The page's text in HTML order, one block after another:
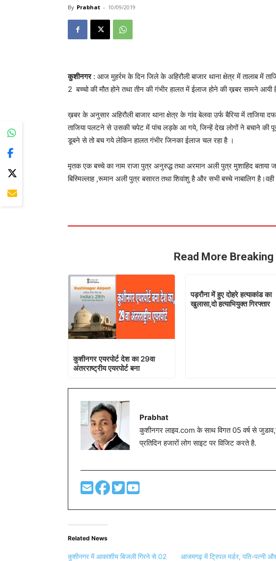
By Prabhat - 10/09/2019
कुशीनगर: आज मुहर्रम के दिन जिले के अहिरौली बाजार थाना क्षेत्र में तालाब में
2 बच्चो की मौत होने तथा तीन की गंभीर हालत में ईलाज होने की ख़बर सामने आयी
ख़बर के अनुसार अहिरौली बाजार थाना क्षेत्र के गांव बेलवा उर्फ बैरिया में
ताजिया पलटने से उसकी चपेट में पांच लड़के आ गये, जिन्हें देख लोगों ने बचाने की
डूबने से तो बच गये लेकिन हालत गंभीर जिनका ईलाज चल रहा है ।
मृतक एक बच्चे का नाम राजा पुत्र अनुरुद्ध तथा अरमान अली पुत्र मुशाहिद बताया
बिस्मिल्लाह ,रूमान अली पुत्र बसारत तथा शिवांशु है और सभी बच्चे नाबालिग
Read More Breaking
कुशीनगर एयरपोर्ट देश का 29वा
अंतरराष्ट्रीय एयरपोर्ट बना
पड़रौना में हुए दोहरे हत्याकांड का
खुलासा,दो हत्याभियुक्त गिरफ्तार
Prabhat
कुशीनगर लाइव.com के साथ विगत 05 वर्ष से
प्रतिदिन हजारों लोग साइट पर विजिट करते है.
Related News
कुशीनगर में आकाशीय बिजली गिरने से 02
आजमगढ़ में ट्रिपल मर्डर, पति-पत्नी और